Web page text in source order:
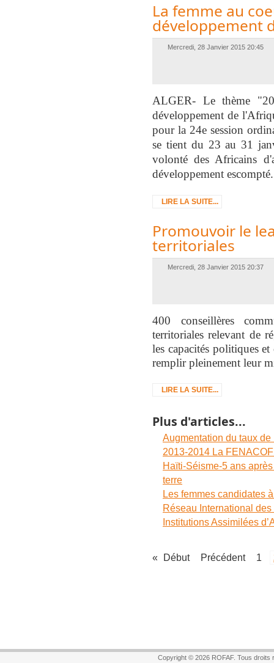
La femme au
développement
Mercredi, 28 Janvier 2015 20:45
ALGER- Le thème
développement de
pour la 24e session
se tient du 23 au 31
volonté des Africains
développement escompté.
LIRE LA SUITE...
Promouvoir le
territoriales
Mercredi, 28 Janvier 2015 20:37
400 conseillères
territoriales relevant de
les capacités politiques
remplir pleinement leur
LIRE LA SUITE...
Plus d'articles...
Augmentation du taux
2013-2014 La
Haïti-Séisme-5 ans
terre
Les femmes candidates
Réseau International
Institutions Assimilées
« Début Précédent 1
Copyright © 2026 ROFAF. Tous droits